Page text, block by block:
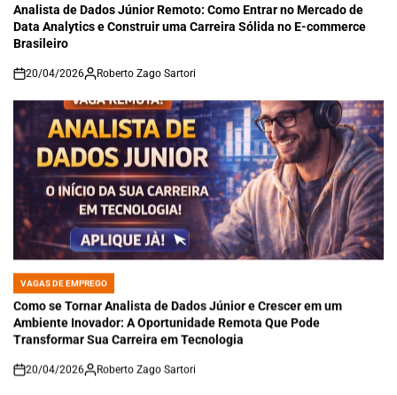
IN
Analista de Dados Júnior Remoto: Como Entrar no Mercado de
Data Analytics e Construir uma Carreira Sólida no E-commerce
Brasileiro
on
20/04/2026 Roberto Zago Sartori
POSTED
IN
VAGAS DE EMPREGO
Como se Tornar Analista de Dados Júnior e Crescer em um
Ambiente Inovador: A Oportunidade Remota Que Pode
Transformar Sua Carreira em Tecnologia
on
20/04/2026 Roberto Zago Sartori